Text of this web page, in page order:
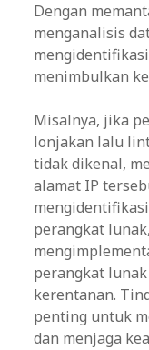
Dengan
menganalisis
menimbulkan
Misalnya, jika
lonjakan lalu
tidak dikenal,
alamat IP
perangkat
perangkat
kerentanan.
penting untuk
dan menjaga